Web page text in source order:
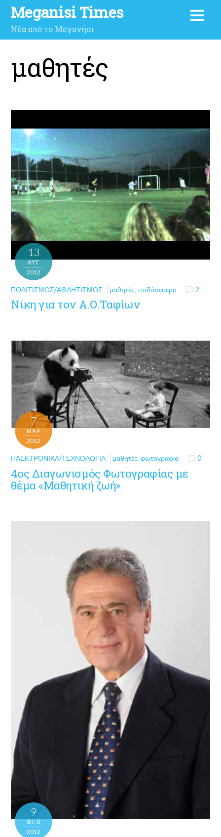
Meganisi Times
Νέα από το Μεγανήσι
μαθητές
13
ΑΥΓ
2012
ΠΟΛΙΤΙΣΜΌΣ/ΑΘΛΗΤΙΣΜΌΣ μαθητές,ποδόσφαιρο 2
Νίκη για τον Α.Ο.Ταφίων
7
ΜΑΡ
2012
ΗΛΕΚΤΡΟΝΙΚΆ/ΤΕΧΝΟΛΟΓΊΑ μαθητές,φωτογραφία 0
4ος Διαγωνισμός Φωτογραφίας με
θέμα «Μαθητική ζωή»
9
ΦΕΒ
2012